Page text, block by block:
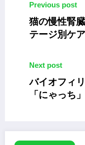
Previous post
猫の慢性腎
テージ別ケ
Next post
バイオフィ
「にゃっち